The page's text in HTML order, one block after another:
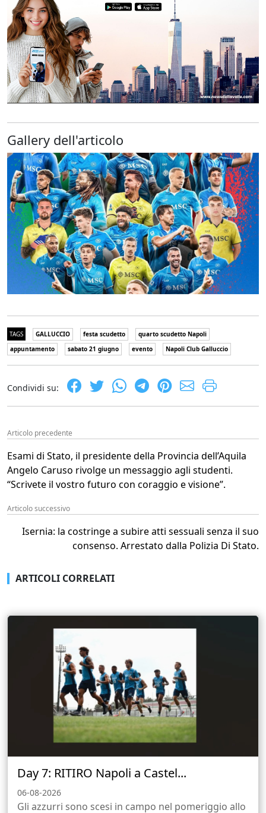
Gallery dell'articolo
TAGS GALLUCCIO festa scudetto
quarto scudetto Napoli
appuntamento
sabato 21 giugno evento Napoli Club Galluccio
Condividi su:
Articolo precedente
Esami di Stato, il presidente della Provincia dell’Aquila
Angelo Caruso rivolge un messaggio agli studenti.
“Scrivete il vostro futuro con coraggio e visione”.
Articolo successivo
Isernia: la costringe a subire atti sessuali senza il suo
consenso. Arrestato dalla Polizia Di Stato.
ARTICOLI CORRELATI
Day 7: RITIRO Napoli a Castel...
06-08-2026
Gli azzurri sono scesi in campo nel pomeriggio allo